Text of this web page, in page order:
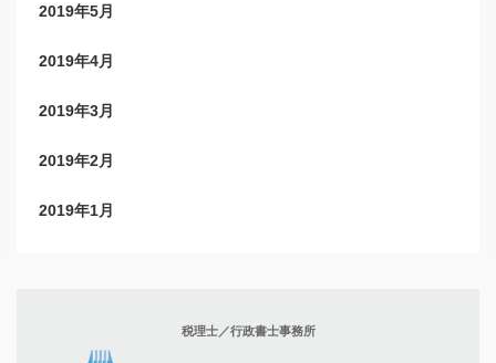
2019年5月
2019年4月
2019年3月
2019年2月
2019年1月
税理士／行政書士事務所